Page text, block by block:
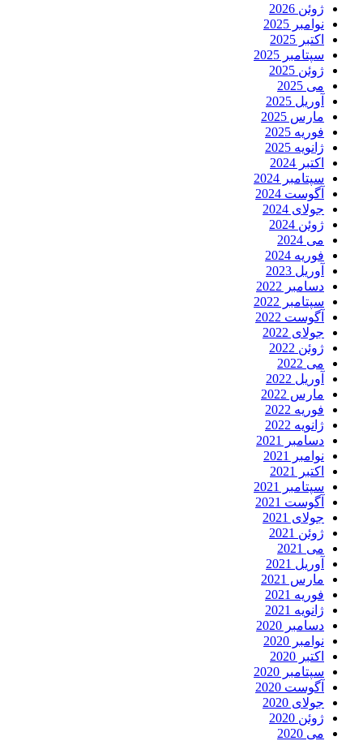
ژوئن 2026
نوامبر 2025
اکتبر 2025
سپتامبر 2025
ژوئن 2025
می 2025
آوریل 2025
مارس 2025
فوریه 2025
ژانویه 2025
اکتبر 2024
سپتامبر 2024
آگوست 2024
جولای 2024
ژوئن 2024
می 2024
فوریه 2024
آوریل 2023
دسامبر 2022
سپتامبر 2022
آگوست 2022
جولای 2022
ژوئن 2022
می 2022
آوریل 2022
مارس 2022
فوریه 2022
ژانویه 2022
دسامبر 2021
نوامبر 2021
اکتبر 2021
سپتامبر 2021
آگوست 2021
جولای 2021
ژوئن 2021
می 2021
آوریل 2021
مارس 2021
فوریه 2021
ژانویه 2021
دسامبر 2020
نوامبر 2020
اکتبر 2020
سپتامبر 2020
آگوست 2020
جولای 2020
ژوئن 2020
می 2020